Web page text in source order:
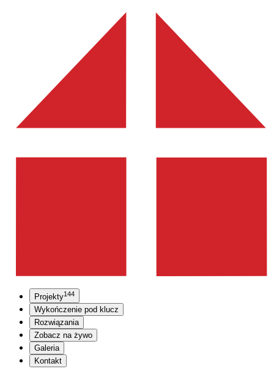
Projekty144
Wykończenie pod klucz
Rozwiązania
Zobacz na żywo
Galeria
Kontakt